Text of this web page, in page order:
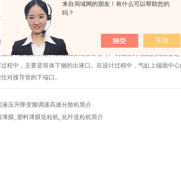
来自局域网的朋友！有什么可以帮助您的
吗？
剂体系设计中的问题也不容忽视，采用双循环水系统设计，设计
的低温区抽水，直到水位上升，然后返回高温区。
釜在对接管的一端与反应釜的溢流口连接，另一端伸入筒体内
流，反馈控制给料装置或发出报警信号。机械密封端面的比压要
程中，主要是筒体下侧的出液口。在设计过程中，气缸上端面中
对接导管的下端口。
液压升降变频调速高速分散机简介
薄膜_塑料薄膜造粒机_化纤造粒机简介